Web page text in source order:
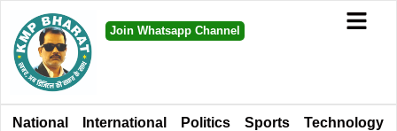
Join Whatsapp Channel
National International Politics Sports Technology